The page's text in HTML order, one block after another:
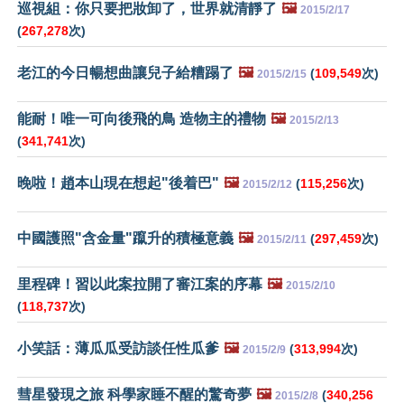
巡視組：你只要把妝卸了，世界就清靜了 🖼️ 2015/2/17
(267,278次)
老江的今日暢想曲讓兒子給糟蹋了 🖼️ 2015/2/15 (109,549次)
能耐！唯一可向後飛的鳥 造物主的禮物 🖼️ 2015/2/13
(341,741次)
晚啦！趙本山現在想起"後着巴" 🖼️ 2015/2/12 (115,256次)
中國護照"含金量"躥升的積極意義 🖼️ 2015/2/11 (297,459次)
里程碑！習以此案拉開了審江案的序幕 🖼️ 2015/2/10
(118,737次)
小笑話：薄瓜瓜受訪談任性瓜爹 🖼️ 2015/2/9 (313,994次)
彗星發現之旅 科學家睡不醒的驚奇夢 🖼️ 2015/2/8 (340,256